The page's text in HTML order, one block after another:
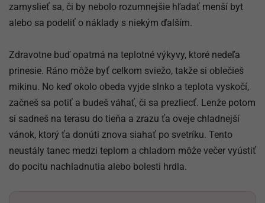
zamyslieť sa, či by nebolo rozumnejšie hľadať menší byt
alebo sa podeliť o náklady s niekým ďalším.
Zdravotne buď opatrná na teplotné výkyvy, ktoré nedeľa
prinesie. Ráno môže byť celkom sviežo, takže si oblečieš
mikinu. No keď okolo obeda vyjde slnko a teplota vyskočí,
začneš sa potiť a budeš váhať, či sa prezliecť. Lenže potom
si sadneš na terasu do tieňa a zrazu ťa oveje chladnejší
vánok, ktorý ťa donúti znova siahať po svetríku. Tento
neustály tanec medzi teplom a chladom môže večer vyústiť
do pocitu nachladnutia alebo bolesti hrdla.